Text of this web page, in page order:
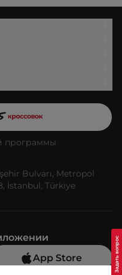
программы
Bulvarı, Metropol
İstanbul, Türkiye
App Store